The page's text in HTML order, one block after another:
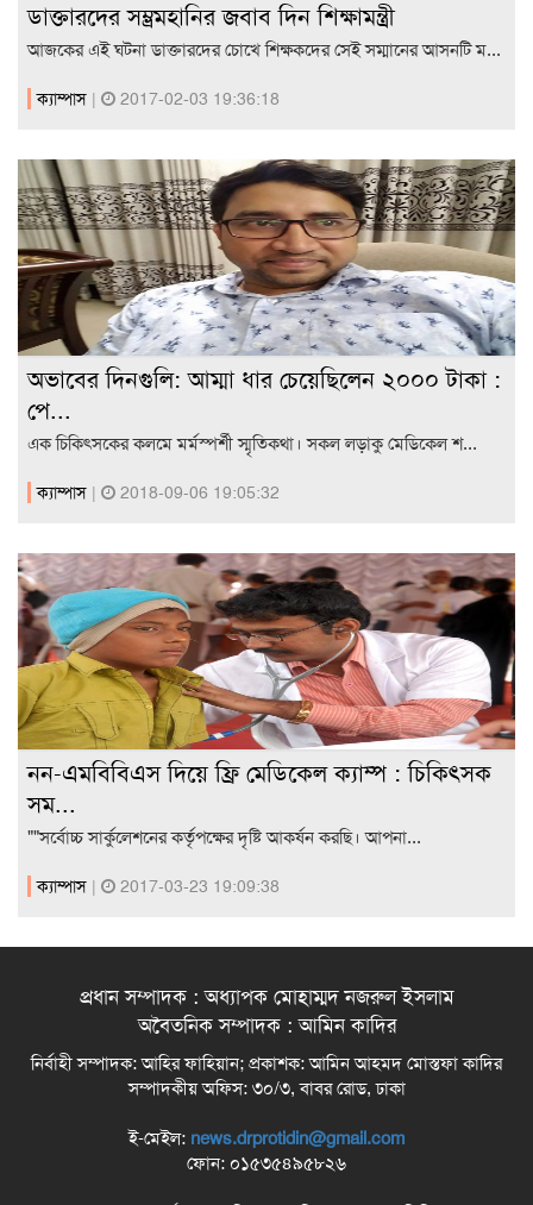
ডাক্তারদের সম্ভ্রমহানির জবাব দিন শিক্ষামন্ত্রী
আজকের এই ঘটনা ডাক্তারদের চোখে শিক্ষকদের সেই সম্মানের আসনটি ম...
ক্যাম্পাস | 2017-02-03 19:36:18
অভাবের দিনগুলি: আম্মা ধার চেয়েছিলেন ২০০০ টাকা :
পে...
এক চিকিৎসকের কলমে মর্মস্পর্শী স্মৃতিকথা। সকল লড়াকু মেডিকেল শ...
ক্যাম্পাস | 2018-09-06 19:05:32
নন-এমবিবিএস দিয়ে ফ্রি মেডিকেল ক্যাম্প : চিকিৎসক
সম...
""সর্বোচ্চ সার্কুলেশনের কর্তৃপক্ষের দৃষ্টি আকর্ষন করছি। আপনা...
ক্যাম্পাস | 2017-03-23 19:09:38
প্রধান সম্পাদক : অধ্যাপক মোহাম্মদ নজরুল ইসলাম
অবৈতনিক সম্পাদক : আমিন কাদির
নির্বাহী সম্পাদক: আহির ফাহিয়ান; প্রকাশক: আমিন আহমদ মোস্তফা কাদির
সম্পাদকীয় অফিস: ৩০/৩, বাবর রোড, ঢাকা
ই-মেইল: news.drprotidin@gmail.com
ফোন: ০১৫৩৫৪৯৫৮২৬